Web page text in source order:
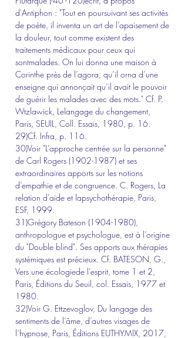
d'Antiphon : "Tout en poursuivant ses activités
de poète, il inventa un art de l’apaisement de
la douleur, tout comme existent des
traitements médicaux pour ceux qui
sontmalades. On lui donna une maison à
Corinthe près de l’agora, qu’il orna d’une
enseigne qui annonçait qu’il avait le pouvoir
de guérir les malades avec des mots." Cf. P.
Wtzlawick, Lelangage du changement,
Paris, SEUIL, Coll. Essais, 1980, p. 16.
29)Cf. Infra, p. 116.
30)Voir "L’approche centrée sur la personne"
de Carl Rogers (1902-1987) et ses
extraordinaires apports sur les notions
d’empathie et de congruence. C. Rogers, La
relation d’aide et lapsychothérapie, Paris,
ESF, 1999.
31)Grégory Bateson (1904-1980),
anthropologue et psychologue, est à l’origine
du "Double blind". Ses apports aux thérapies
systémiques est précieux. Cf. BATESON, G.,
Vers une écologiede l’esprit, tome 1 et 2,
Paris, Éditions du Seuil, col. Essais, 1977 et
1980.
32)Voir G. Ettzevoglov, Du langage des
sentiments de l’âme, d’autres visages de
l’hypnose, Paris, Éditions EUTHYMIX, 2017,